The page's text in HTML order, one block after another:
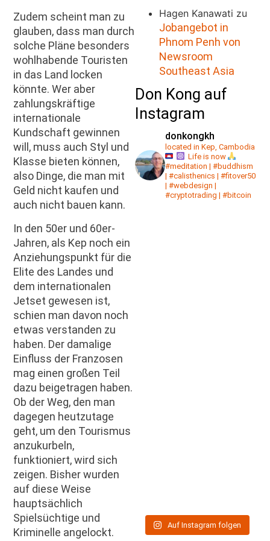
Zudem scheint man zu
glauben, dass man durch
solche Pläne besonders
wohlhabende Touristen
in das Land locken
könnte. Wer aber
zahlungskräftige
internationale
Kundschaft gewinnen
will, muss auch Styl und
Klasse bieten können,
also Dinge, die man mit
Geld nicht kaufen und
auch nicht bauen kann.
In den 50er und 60er-
Jahren, als Kep noch ein
Anziehungspunkt für die
Elite des Landes und
dem internationalen
Jetset gewesen ist,
schien man davon noch
etwas verstanden zu
haben. Der damalige
Einfluss der Franzosen
mag einen großen Teil
dazu beigetragen haben.
Ob der Weg, den man
dagegen heutzutage
geht, um den Tourismus
anzukurbeln,
funktioniert, wird sich
zeigen. Bisher wurden
auf diese Weise
hauptsächlich
Spielsüchtige und
Kriminelle angelockt.
Hagen Kanawati zu
Jobangebot in
Phnom Penh von
Newsroom
Southeast Asia
Don Kong auf
Instagram
donkongkh
located in Kep, Cambodia
Life is now
#meditation | #buddhism
| #calisthenics | #fitover50
| #webdesign |
#cryptotrading | #bitcoin
Auf Instagram folgen